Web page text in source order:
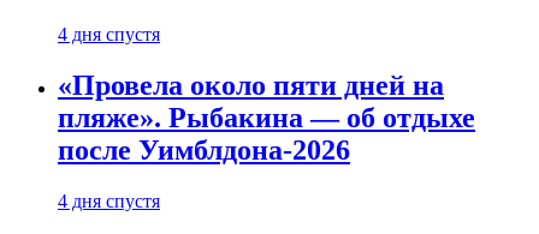
4 дня спустя
«Провела около пяти дней на
пляже». Рыбакина — об отдыхе
после Уимблдона-2026
4 дня спустя